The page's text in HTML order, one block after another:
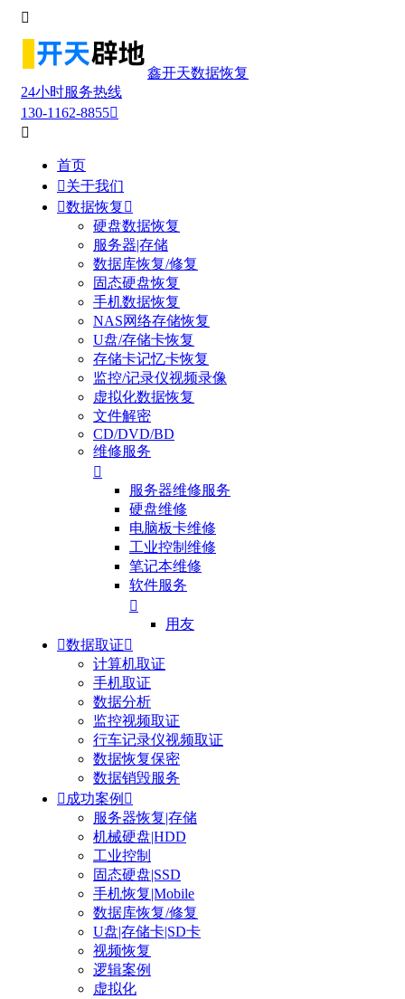

鑫开天数据恢复
24小时服务热线
130-1162-8855

首页
关于我们
数据恢复 
硬盘数据恢复
服务器|存储
数据库恢复/修复
固态硬盘恢复
手机数据恢复
NAS网络存储恢复
U盘/存储卡恢复
存储卡记忆卡恢复
监控/记录仪视频录像
虚拟化数据恢复
文件解密
CD/DVD/BD
维修服务

服务器维修服务
硬盘维修
电脑板卡维修
工业控制维修
笔记本维修
软件服务

用友
数据取证
计算机取证
手机取证
数据分析
监控视频取证
行车记录仪视频取证
数据恢复保密
数据销毁服务
 成功案例 
服务器恢复|存储
机械硬盘|HDD
工业控制
固态硬盘|SSD
手机恢复|Mobile
数据库恢复/修复
U盘|存储卡|SD卡
视频恢复
逻辑案例
虚拟化